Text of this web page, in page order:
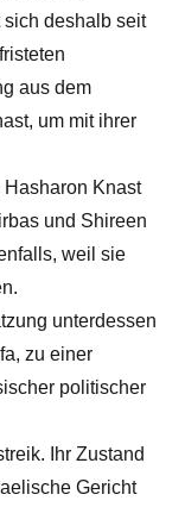
deshalb seit
aus dem
um mit ihrer
Knast
und Shireen
weil sie
unterdessen
zu einer
politischer
Ihr Zustand
Gericht